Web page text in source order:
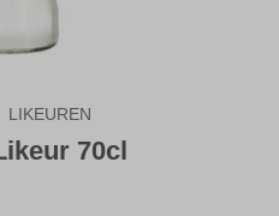
LIKEUREN
70cl